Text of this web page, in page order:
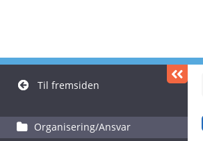
Til fremsiden
Organisering/Ansvar